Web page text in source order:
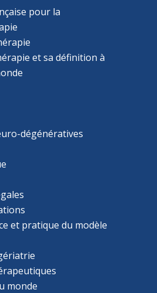
pour la
et sa définition à
dégénératives
et pratique du modèle
monde